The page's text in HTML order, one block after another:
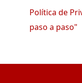
Política de
paso a paso"